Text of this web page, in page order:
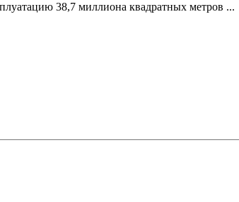
38,7 миллиона квадратных метров ...